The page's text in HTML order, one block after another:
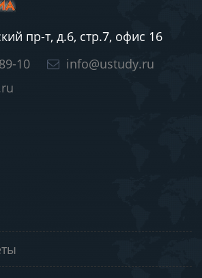
пр-т, д.6, стр.7, офис 16
10
info@ustudy.ru